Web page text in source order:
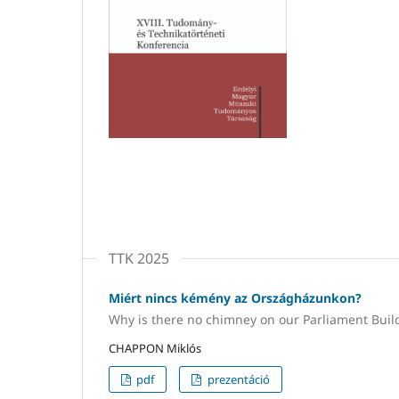
TTK 2025
Miért nincs kémény az Országházunkon?
Why is there no chimney on our Parliament
CHAPPON Miklós
pdf
prezentáció